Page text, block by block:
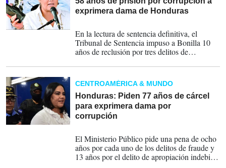
exprimera dama de Honduras
En la lectura de sentencia definitiva, el
Tribunal de Sentencia impuso a Bonilla 10
años de reclusión por tres delitos de
fraude.
CENTROAMÉRICA & MUNDO
Honduras: Piden 77 años de cárcel
para exprimera dama por
corrupción
El Ministerio Público pide una pena de ocho
años por cada uno de los delitos de fraude y
13 años por el delito de apropiación indebida